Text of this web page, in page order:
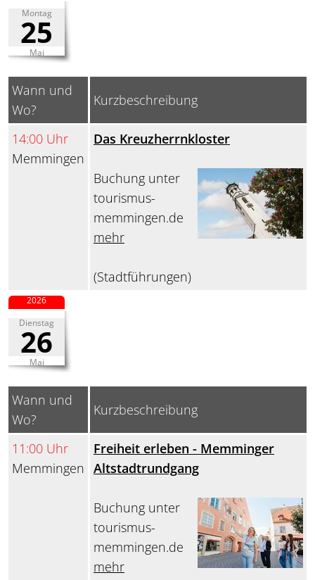
Montag
25
Mai
Wann und
Wo?
Kurzbeschreibung
14:00 Uhr
Memmingen
Das Kreuzherrnkloster
Buchung unter
tourismus-
memmingen.de
mehr
(Stadtführungen)
Dienstag
26
Mai
2026
Wann und
Wo?
Kurzbeschreibung
11:00 Uhr
Memmingen
Freiheit erleben - Memminger
Altstadtrundgang
Buchung unter
tourismus-
memmingen.de
mehr